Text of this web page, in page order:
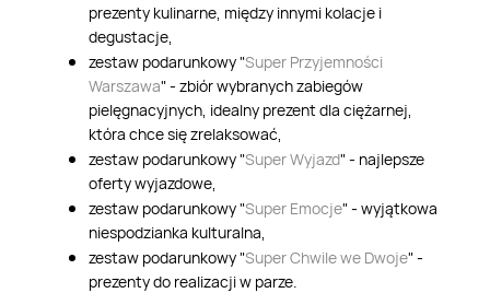
prezenty kulinarne, między innymi kolacje i
degustacje,
zestaw podarunkowy "Super Przyjemności
Warszawa" - zbiór wybranych zabiegów
pielęgnacyjnych, idealny prezent dla ciężarnej,
która chce się zrelaksować,
zestaw podarunkowy "Super Wyjazd" - najlepsze
oferty wyjazdowe,
zestaw podarunkowy "Super Emocje" - wyjątkowa
niespodzianka kulturalna,
zestaw podarunkowy "Super Chwile we Dwoje" -
prezenty do realizacji w parze.